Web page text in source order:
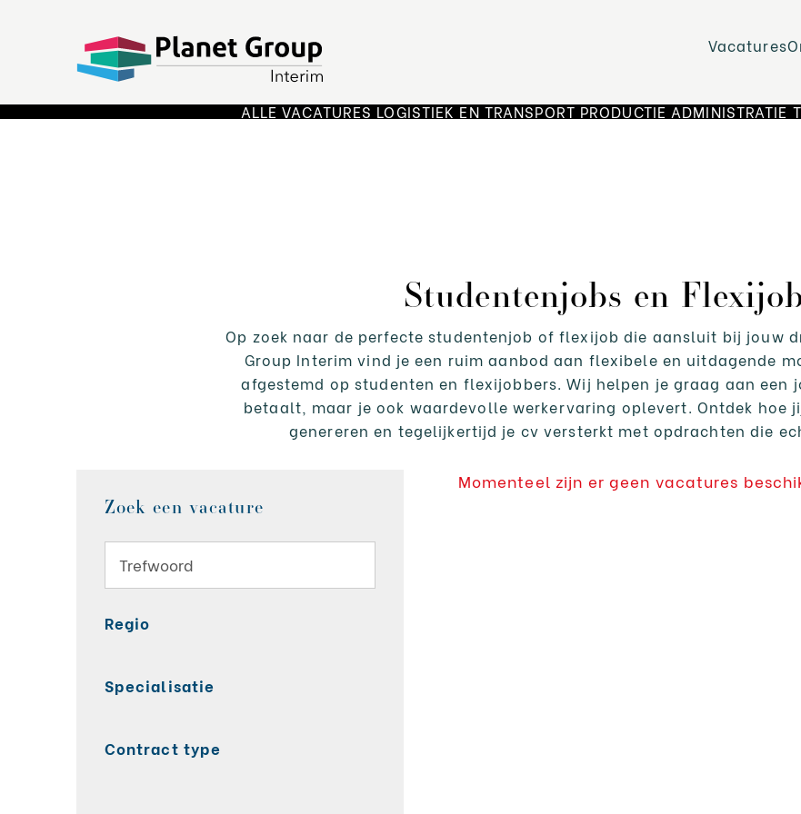
ALLE VACATURES LOGISTIEK EN TRANSPORT PRODUCTIE ADMINISTRATIE
Vacatures
Studentenjobs en
Op zoek naar de perfecte studentenjob of flexijob die aansluit bij jouw
Group Interim vind je een ruim aanbod aan flexibele en uitdagende
afgestemd op studenten en flexijobbers. Wij helpen je graag aan een
betaalt, maar je ook waardevolle werkervaring oplevert. Ontdek hoe
genereren en tegelijkertijd je cv versterkt met opdrachten die
Zoek een vacature
Regio
Specialisatie
Contract type
Momenteel zijn er geen vacatures